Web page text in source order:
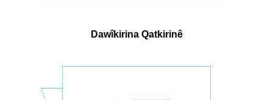
Dawîkirina Qatkirinê